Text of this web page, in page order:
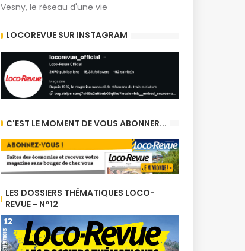
Vesny, le réseau d'une vie
LOCOREVUE SUR INSTAGRAM
C'EST LE MOMENT DE VOUS ABONNER...
LES DOSSIERS THÉMATIQUES LOCO-
REVUE - N°12